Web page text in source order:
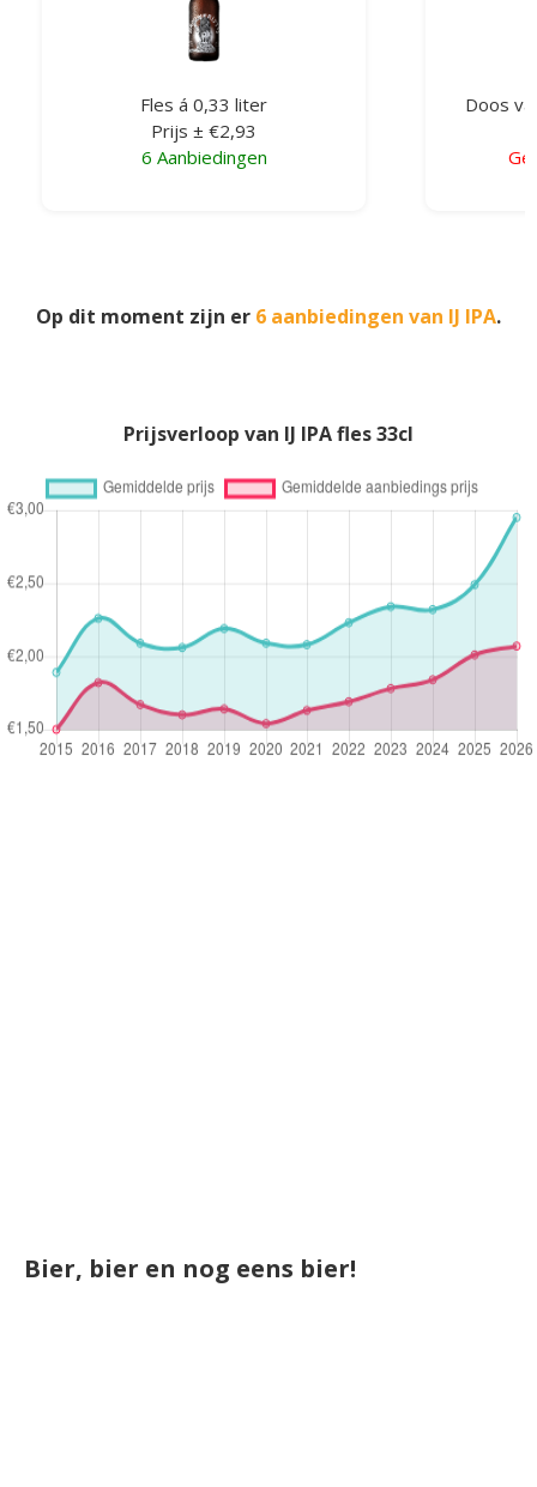
Fles á 0,33 liter
Prijs ± €2,93
6 Aanbiedingen
Doos
Op dit moment zijn er 6 aanbiedingen van IJ IPA.
Prijsverloop van IJ IPA fles 33cl
Bier, bier en nog eens bier!